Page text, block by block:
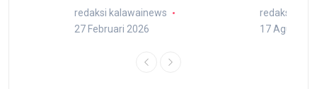
redaksi kalawainews
27 Februari 2026
redaksi
17 Agustus